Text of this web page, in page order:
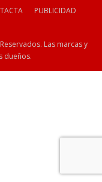
PUBLICIDAD
Las marcas y
dueños.